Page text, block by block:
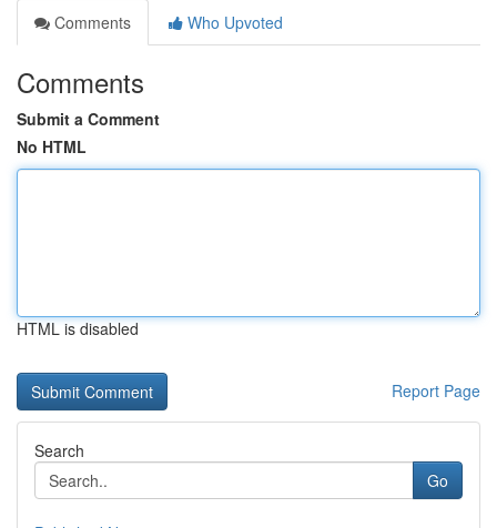
Comments
Who Upvoted
Comments
Submit a Comment
No HTML
HTML is disabled
Report Page
Search
Go